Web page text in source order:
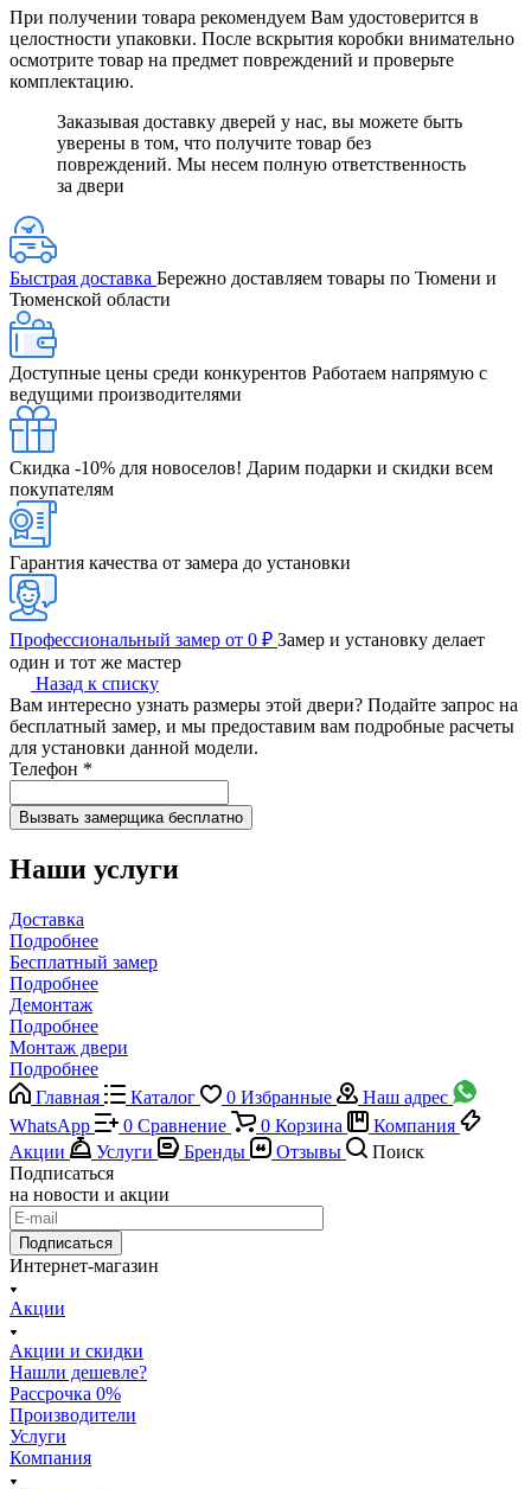
При получении товара рекомендуем Вам удостоверится в
целостности упаковки. После вскрытия коробки внимательно
осмотрите товар на предмет повреждений и проверьте
комплектацию.
Заказывая доставку дверей у нас, вы можете быть
уверены в том, что получите товар без
повреждений. Мы несем полную ответственность
за двери
Быстрая доставка Бережно доставляем товары по Тюмени и
Тюменской области
Доступные цены среди конкурентов Работаем напрямую с
ведущими производителями
Скидка -10% для новоселов! Дарим подарки и скидки всем
покупателям
Гарантия качества от замера до установки
Профессиональный замер от 0 ₽ Замер и установку делает
один и тот же мастер
Назад к списку
Вам интересно узнать размеры этой двери? Подайте запрос на
бесплатный замер, и мы предоставим вам подробные расчеты
для установки данной модели.
Телефон *
Наши услуги
Доставка
Подробнее
Бесплатный замер
Подробнее
Демонтаж
Подробнее
Монтаж двери
Подробнее
Главная
Каталог 0 Избранные
Наш адрес
WhatsApp
0 Сравнение 0 Корзина
Компания
Акции
Услуги Бренды Отзывы
Поиск
Подписаться
на новости и акции
Подписаться
Интернет-магазин
Акции
Акции и скидки
Нашли дешевле?
Рассрочка 0%
Производители
Услуги
Компания